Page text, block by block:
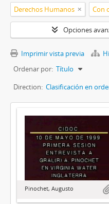
Derechos Humanos Con
Opciones
Imprimir vista previa
Ordenar por: Título
Direction: Clasificación en
Pinochet, Augusto